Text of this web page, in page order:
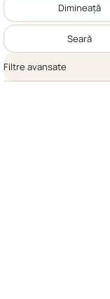
Dimineață
Seară
Filtre avansate